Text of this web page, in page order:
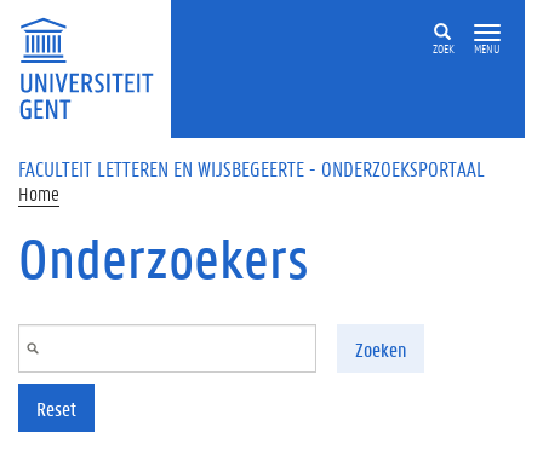
Overslaan en naar de inhoud gaan
ZOEK MENU
FACULTEIT LETTEREN EN WIJSBEGEERTE - ONDERZOEKSPORTAAL
Home
Onderzoekers
Zoeken
Reset